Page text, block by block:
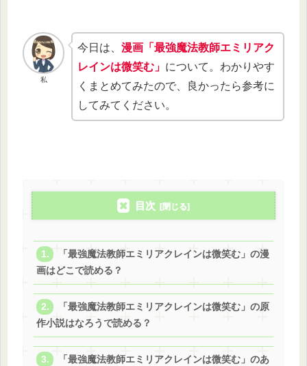
私
今日は、漫画「最強魔法教師エミリアク
レインは微笑む」 について。わかりやす
くまとめてみたので、良かったら参考に
してみてください。
目次
「最強魔法教師エミリアクレインは微笑む」の漫
画はどこで読める？
「最強魔法教師エミリアクレインは微笑む」の原
作小説はなろうで読める？
「最強魔法教師エミリアクレインは微笑む」のあ